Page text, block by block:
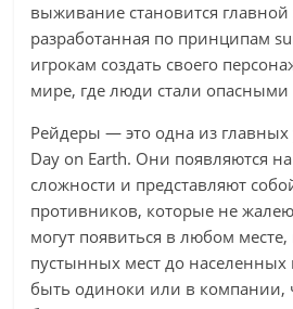
выживание становится главной
разработанная по принципам
игрокам создать своего
мире, где люди стали опасными
Рейдеры — это одна из главных
Day on Earth. Они появляются
сложности и представляют
противников, которые не
могут появиться в любом
пустынных мест до населенных
быть одиноки или в компании,